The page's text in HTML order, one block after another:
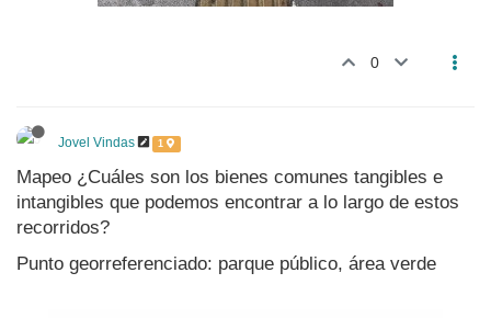
0
Jovel Vindas 1
Mapeo ¿Cuáles son los bienes comunes tangibles e
intangibles que podemos encontrar a lo largo de estos
recorridos?
Punto georreferenciado: parque público, área verde